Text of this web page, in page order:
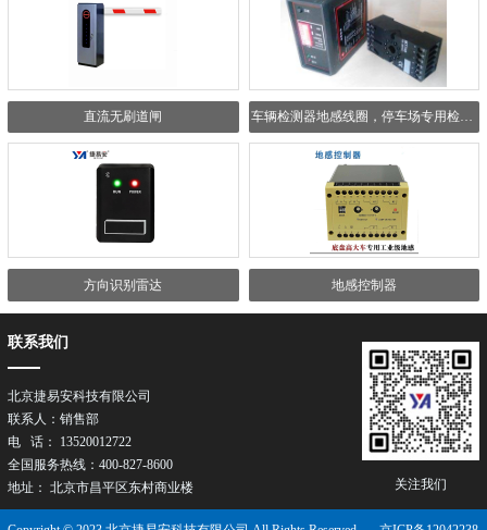
直流无刷道闸 车辆检测器地感线圈，停车场专用检测器（JAY-JCQ4）
方向识别雷达 地感控制器
关注我们
联系我们
北京捷易安科技有限公司
联系人：销售部
电 话： 13520012722
全国服务热线：400-827-8600
地址： 北京市昌平区东村商业楼